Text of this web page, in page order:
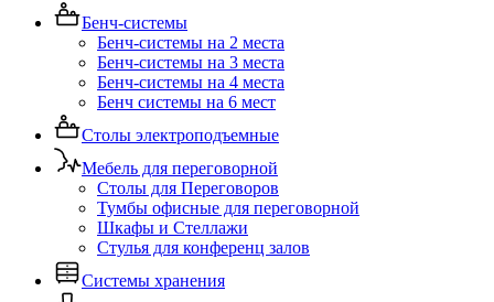
Бенч-системы
Бенч-системы на 2 места
Бенч-системы на 3 места
Бенч-системы на 4 места
Бенч системы на 6 мест
Столы электроподъемные
Мебель для переговорной
Столы для Переговоров
Тумбы офисные для переговорной
Шкафы и Стеллажи
Стулья для конференц залов
Системы хранения